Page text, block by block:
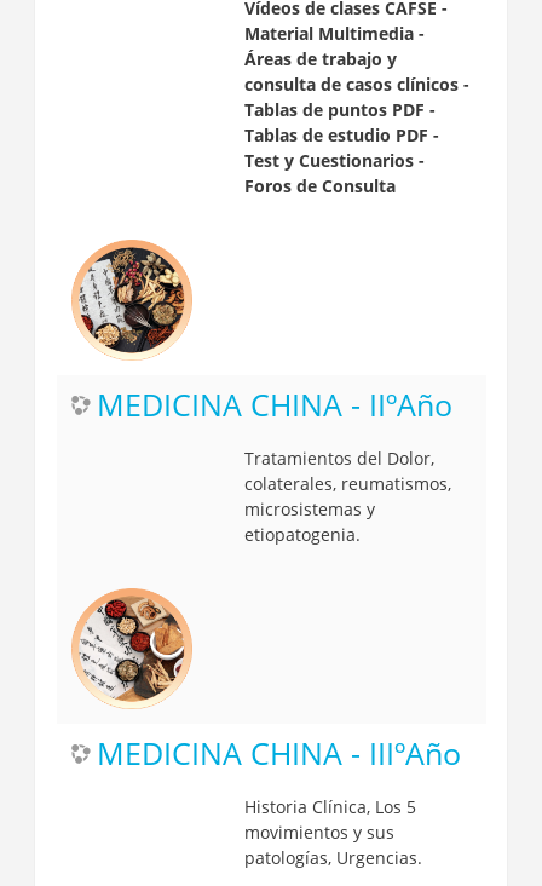
Vídeos de clases CAFSE -
Material Multimedia -
Áreas de trabajo y
consulta de casos clínicos -
Tablas de puntos PDF -
Tablas de estudio PDF -
Test y Cuestionarios -
Foros de Consulta
MEDICINA CHINA - IIºAño
Tratamientos del Dolor,
colaterales, reumatismos,
microsistemas y
etiopatogenia.
MEDICINA CHINA - IIIºAño
Historia Clínica, Los 5
movimientos y sus
patologías, Urgencias.